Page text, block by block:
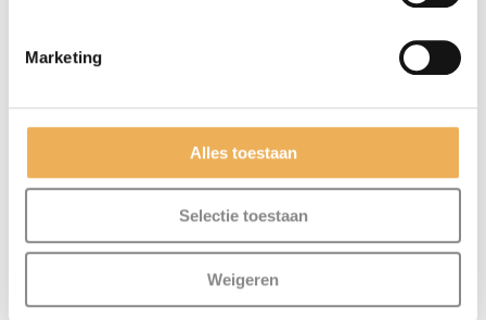
Marketing
Alles toestaan
Selectie toestaan
Weigeren
deze browser voor de volgende keer wanneer
GERELATEERDE PRODUCTEN